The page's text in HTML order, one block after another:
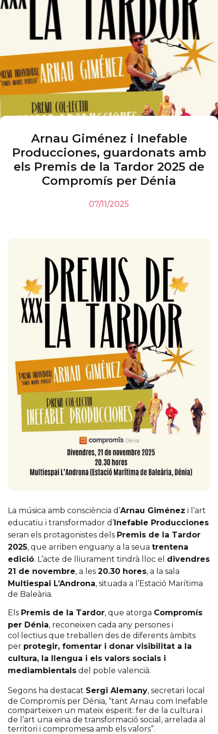
Arnau Giménez i Inefable
Producciones, guardonats amb
els Premis de la Tardor 2025 de
Compromís per Dénia
07/11/2025
La música amb consciència d’Arnau Giménez i l’art
educatiu i transformador d’Inefable Producciones
seran els protagonistes dels Premis de la Tardor
2025, que arriben enguany a la seua trentena
edició. L’acte de lliurament tindrà lloc el divendres
21 de novembre, a les 20.30 hores, a la sala
Multiespai L’Androna, situada a l’Estació Marítima
de Baleària.
Els Premis de la Tardor, que atorga Compromís
per Dénia, reconeixen cada any persones i
col·lectius que treballen des de diferents àmbits
per protegir, fomentar i donar visibilitat a la
cultura, la llengua i els valors socials i
mediambientals del poble valencià.
Segons ha destacat Sergi Alemany, secretari local
de Compromís per Dénia, “tant Arnau com Inefable
comparteixen un mateix esperit: fer de la cultura i
de l’art una eina de transformació social, arrelada al
territori i compromesa amb els valors”.